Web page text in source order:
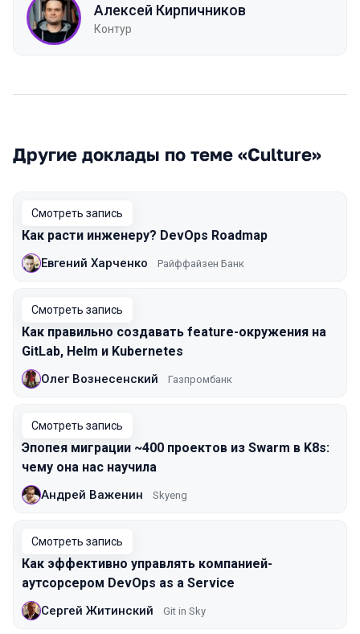
Алексей Кирпичников
Контур
Другие доклады по теме «Culture»
Смотреть запись
Как расти инженеру? DevOps Roadmap
Евгений Харченко Райффайзен Банк
Смотреть запись
Как правильно создавать feature-окружения на
GitLab, Helm и Kubernetes
Олег Вознесенский Газпромбанк
Смотреть запись
Эпопея миграции ~400 проектов из Swarm в K8s:
чему она нас научила
Андрей Важенин Skyeng
Смотреть запись
Как эффективно управлять компанией-
аутсорсером DevOps as a Service
Сергей Житинский Git in Sky